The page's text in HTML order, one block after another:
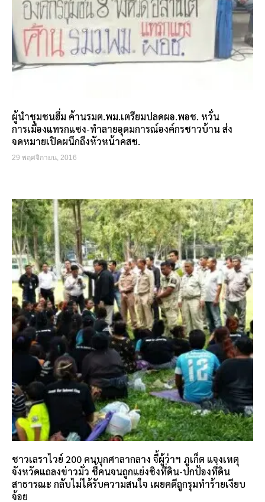
ผู้นำชุมชนฮึ่ม ค้านรมต.พม.เตรียมปลดผอ.พอช. หวั่น
การเมืองแทรกแซง-ทำลายอุดมการณ์องค์กรชาวบ้าน ส่ง
จดหมายเปิดผนึกถึงหัวหน้าคสช.
29 พฤศจิกายน, 2016
ชาวเลราไวย์ 200 คนบุกศาลากลาง จี้ผู้ว่าฯ ภูเก็ต แจงเหตุ
จังหวัดแถลงข่าวมั่ว ชี้คนจนถูกแย่งชิงที่ดิน-ปกป้องที่ดิน
สาธารณะ กลับไม่ได้รับความสนใจ เผยคดีถูกรุมทำร้ายเงียบ
จ้อย